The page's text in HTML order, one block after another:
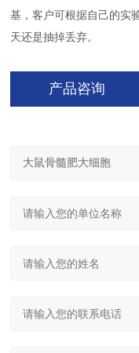
基，客户可根据自己的实
天还是抽掉丢弃。
产品咨询